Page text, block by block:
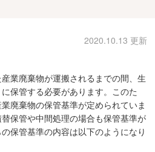
2020.10.13 更新
業廃棄物が運搬されるまでの間、生
保管する必要があります。このた
廃棄物の保管基準が定められていま
保管や中間処理の場合も保管基準が
保管基準の内容は以下のようになり